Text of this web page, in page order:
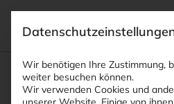
Suchfeld
Wir benötigen Ihre Zustimmung,
weiter besuchen können.
Wir verwenden Cookies und